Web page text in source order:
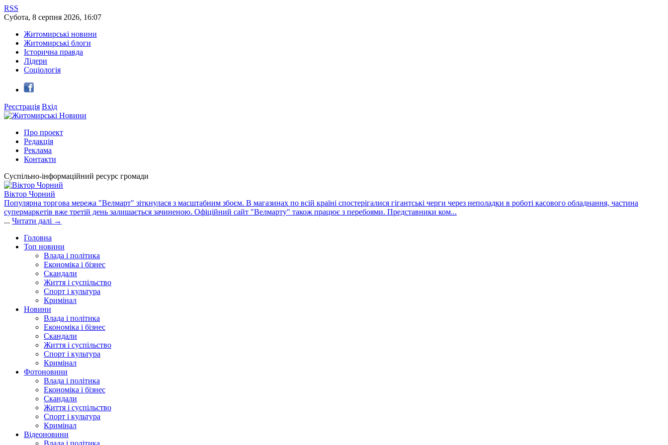
RSS
Субота, 8 серпня 2026, 16:07
Житомирські новини
Житомирські блоги
Історична правда
Лідери
Соціологія
Реєстрація Вхід
Про проект
Редакція
Реклама
Контакти
Суспільно-інформаційний ресурс громади
Віктор Чорний
Популярна торгова мережа "Велмарт" зіткнулася з масштабним збоєм. В магазинах по всій країні спостерігалися гігантські черги через неполадки в роботі касового обладнання, частина
супермаркетів вже третій день залишається зачиненою. Офіційний сайт "Велмарту" також працює з перебоями. Представники ком...
... Читати далі →
Головна
Топ новини
Влада і політика
Економіка і бізнес
Скандали
Життя і суспільство
Спорт і культура
Кримінал
Новини
Влада і політика
Економіка і бізнес
Скандали
Життя і суспільство
Спорт і культура
Кримінал
Фотоновини
Влада і політика
Економіка і бізнес
Скандали
Життя і суспільство
Спорт і культура
Кримінал
Відеоновини
Влада і політика